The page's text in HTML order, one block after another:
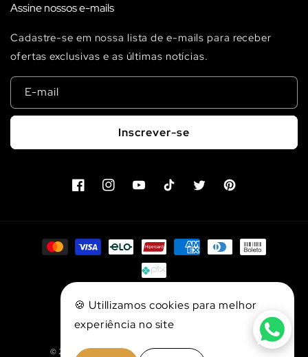
🍪 Utillizamos cookies para melhor
experiência no site
Assine nossos e-mails
Cadastre-se em nossa lista de e-mails para receber
ofertas exclusivas e as últimas notícias.
E-mail
Inscrever-se
FacebookInstagramYouTubeTikTok TwitterPinterest
Formas
© 2026,Pro Fishing Brasil| Todos Direitos Reservados